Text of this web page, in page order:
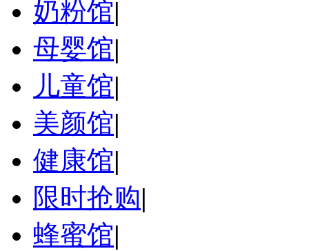
奶粉馆|
母婴馆|
儿童馆|
美颜馆|
健康馆|
限时抢购|
蜂蜜馆|